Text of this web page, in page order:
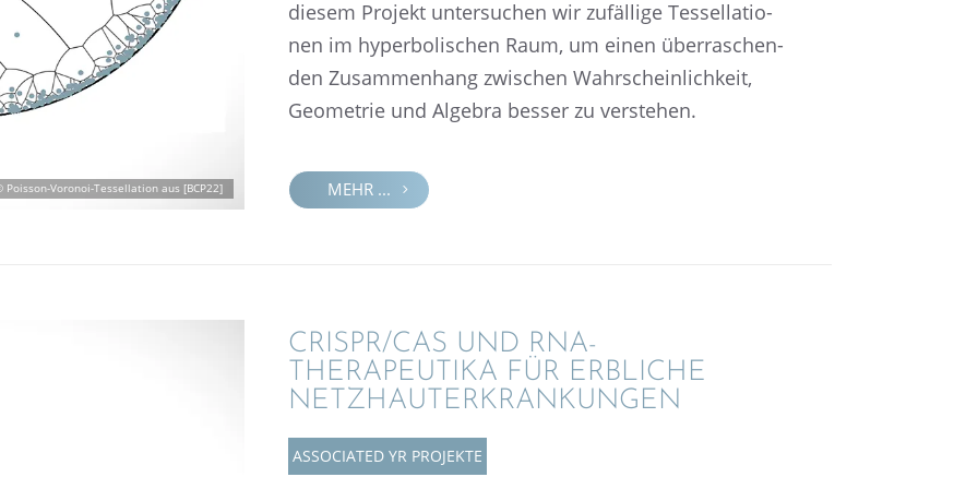
diesem Projekt unter­su­chen wir zufäl­lige Tessel­la­tio­
nen im hyper­bo­li­schen Raum, um einen überra­schen­
den Zusam­men­hang zwischen Wahrschein­lich­keit,
Geome­trie und Algebra besser zu verstehen.
MEHR ...
Poisson-Voronoi-Tessel­la­tion aus [BCP22]
CRISPR/CAS UND RNA-
THERA­­PEU­­TIKA FÜR ERBLI­CHE
NETZHAUTERKRANKUNGEN
ASSOCIA­TED YR PROJEKTE